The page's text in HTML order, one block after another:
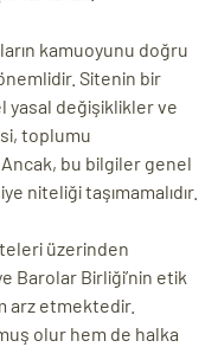
kamuoyunu doğru
Sitenin bir
yasal değişiklikler ve
toplumu
bu bilgiler genel
niteliği taşımamalıdır.
üzerinden
Barolar Birliği’nin etik
arz etmektedir.
olur hem de halka